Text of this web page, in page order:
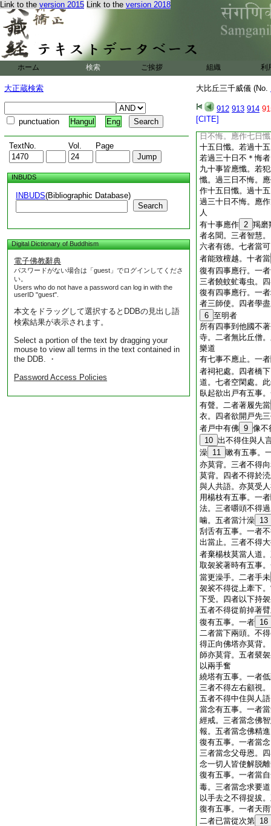
Link to the version 2015 Link to the version 2018
ホーム 検索 ご挨拶 組織 利
大正蔵検索
punctuation Hangul Eng
TextNo. Vol. Page
INBUDS
INBUDS(Bibliographic Database)
Search
Digital Dictionary of Buddhism
電子佛教辭典
パスワードがない場合は「guest」でログインしてくださ
い。
Users who do not have a password can log in with the
userID "guest".
本文をドラッグして選択するとDDBの見出し語
検索結果が表示されます。
Select a portion of the text by dragging your
mouse to view all terms in the text contained in
the DDB. ・
Password Access Policies
大比丘三千威儀 (No.
912 913 914
[CITE]
有三事不應懺。何
眞相助不應懺。婬
應懺。是爲三不應
過一日即悔。應作
悔。當更受戒。不
十人。不滿二十人
出何
典
三十 49 事皆
不應懺。若犯一日
日不悔。應作七日
十五日懺。若過十
若過三十日不＊悔
九十事皆應懺。若
懺。過三日不悔。
作十五日懺。過十
過三十日不悔。應
人
有十事應作 2 羯磨
者名聞。三者智慧
六者有徳。七者當
者能致檀越。十者當
復有四事應行。一
三者饒蚊虻毒虫。
復有四事應行。一
者三師使。四者學
6 至明者
所有四事到他國不
寺。二者無比丘僧
樂道
有七事不應止。一
者祠祀處。四者橋
道。七者空閑處。
臥起欲出戸有五事
有聲。二者著履先當
衣。四者欲開戸先
者戸中有佛 9 像不
10 出不得住與人
澡 11 嗽有五事。
亦莫背。三者不得
莫背。四者不得於
與人共語。亦莫受
用楊枝有五事。一
法。三者嚼頭不得
噛。五者當汁澡 13
刮舌有五事。一者
出當止。三者不得
者棄楊枝莫當人道
取袈裟著時有五事
當更澡手。二者手未
袈裟不得從上牽下
下受。四者以下持
五者不得從前掉著
復有五事。一者 16
二者當下兩頭。不
得正向佛塔亦莫背
師亦莫背。五者襞
以兩手奮
繞塔有五事。一者
三者不得左右顧視
五者不得中住與人語
當念有五事。一者
經戒。三者當念佛
報。五者當念佛精
復有五事。一者當
三者當念父母恩。
念一切人皆使解脱
復有五事。一者當
毒。三者當念求要
以手去之不得捉拔
復有五事。一者天
二者已當從次第 18